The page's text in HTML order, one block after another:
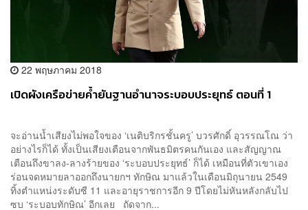
22 พฤษภาคม 2018
เปิดผังเครือข่ายค้ำยันฐานอำนาจระบอบประยุทธ์ ตอนที่ 1
จะอ่านน้ำเสียงไม่พอใจของ ‘เนติบริกรชั้นครู’ บวรศักดิ์ อุวรรณโณ ว่า
อย่างไรก็ได้ ทั้งเป็นเสียงเตือนจากพันธมิตรคนกันเอง และสัญญาณ
เตือนถึงขาลง-ลางร้ายของ ‘ระบอบประยุทธ์’ ก็ได้ เหมือนที่ตัวเขาเอง
ร่อนจดหมายลาออกถึงนายกฯ ทักษิณ มาแล้วในเดือนมิถุนายน 2549
ทิ้งตำแหน่งระดับซี 11 และอายุราชการอีก 9 ปีโดยไม่หันหลังกลับไป
ซบ ‘ระบอบทักษิณ’ อีกเลย ถัดจาก...